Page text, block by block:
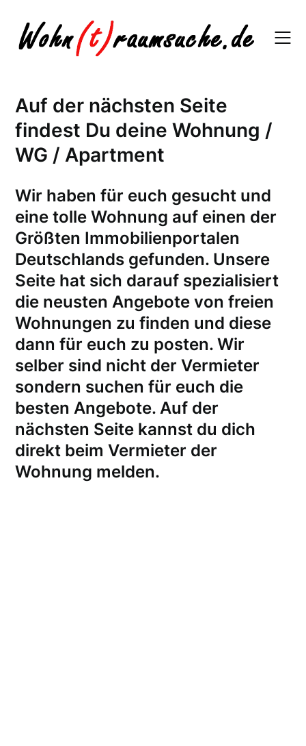
content
Auf der nächsten Seite
findest Du deine Wohnung /
WG / Apartment
Wir haben für euch gesucht und
eine tolle Wohnung auf einen der
Größten Immobilienportalen
Deutschlands gefunden. Unsere
Seite hat sich darauf spezialisiert
die neusten Angebote von freien
Wohnungen zu finden und diese
dann für euch zu posten. Wir
selber sind nicht der Vermieter
sondern suchen für euch die
besten Angebote. Auf der
nächsten Seite kannst du dich
direkt beim Vermieter der
Wohnung melden.